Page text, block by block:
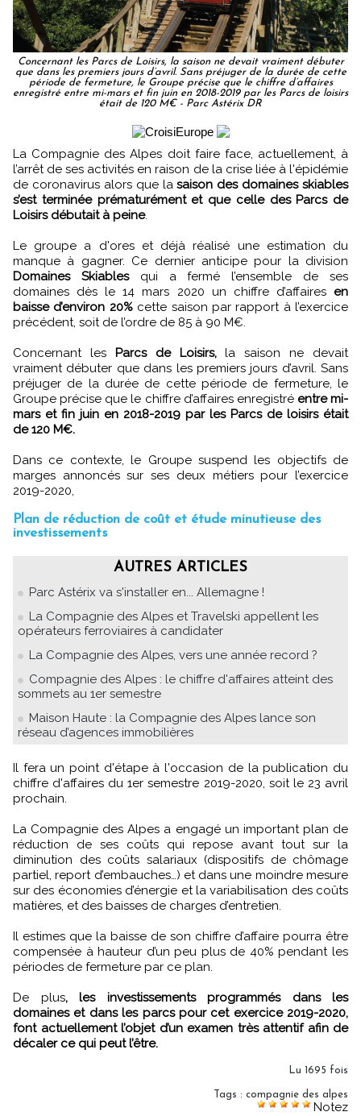
Concernant les Parcs de Loisirs, la saison ne devait vraiment débuter
que dans les premiers jours d’avril. Sans préjuger de la durée de cette
période de fermeture, le Groupe précise que le chiffre d’affaires
enregistré entre mi-mars et fin juin en 2018-2019 par les Parcs de loisirs
était de 120 M€ - Parc Astérix DR
La Compagnie des Alpes doit faire face, actuellement, à
l’arrêt de ses activités en raison de la crise liée à l'épidémie
de coronavirus alors que lasaison des domaines skiables
s’est terminée prématurément et que celle des Parcs de
Loisirs débutait à peine.
Le groupe a d'ores et déjà réalisé une estimation du
manque à gagner. Ce dernier anticipe pour la division
Domaines Skiablesqui a fermé l’ensemble de ses
domaines dès le 14 mars 2020 un chiffre d’affaires en
baisse d’environ 20%cette saison par rapport à l’exercice
précédent, soit de l’ordre de 85 à 90 M€.
Concernant les Parcs de Loisirs,la saison ne devait
vraiment débuter que dans les premiers jours d’avril. Sans
préjuger de la durée de cette période de fermeture, le
Groupe précise que le chiffre d’affaires enregistré entre mi-
mars et fin juin en 2018-2019 par les Parcs de loisirs était
de 120 M€.
Dans ce contexte, le Groupe suspend les objectifs de
marges annoncés sur ses deux métiers pour l’exercice
2019-2020,
Plan de réduction de coût et étude minutieuse des
investissements
AUTRES ARTICLES
Parc Astérix va s'installer en... Allemagne !
La Compagnie des Alpes et Travelski appellent les
opérateurs ferroviaires à candidater
La Compagnie des Alpes, vers une année record ?
Compagnie des Alpes : le chiffre d'affaires atteint des
sommets au 1er semestre
Maison Haute : la Compagnie des Alpes lance son
réseau d’agences immobilières
Il fera un point d'étape à l'occasion de la publication du
chiffre d'affaires du 1er semestre 2019-2020, soit le 23 avril
prochain.
La Compagnie des Alpes a engagé un important plan de
réduction de ses coûts qui repose avant tout sur la
diminution des coûts salariaux (dispositifs de chômage
partiel, report d’embauches…) et dans une moindre mesure
sur des économies d’énergie et la variabilisation des coûts
matières, et des baisses de charges d’entretien.
Il estimes que la baisse de son chiffre d’affaire pourra être
compensée à hauteur d’un peu plus de 40% pendant les
périodes de fermeture par ce plan.
De plus, les investissements programmés dans les
domaines et dans les parcs pour cet exercice 2019-2020,
font actuellement l’objet d’un examen très attentif afin de
décaler ce qui peut l’être.
Lu 1695 fois
Tags : compagnie des alpes
Notez